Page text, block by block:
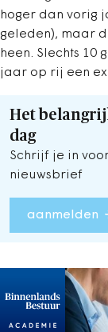
hoger dan vorig
geleden), maar
heen. Slechts 10
jaar op rij een
Het
dag
Schrijf je in
nieuwsbrief
aanmelden